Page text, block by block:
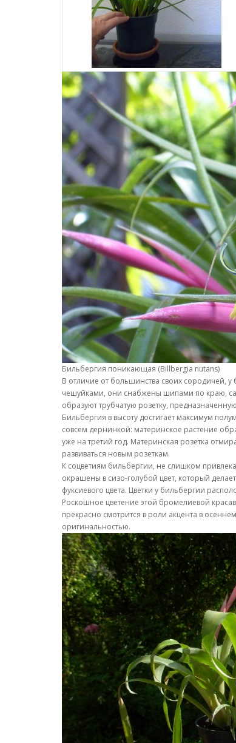
Бильбергия поникающая (Billbergia nutans)
В отличие от большинства своих сородичей,
чешуйками, они снабжены шипами по краю,
образуют трубчатую розетку,
Бильбергия в высоту достигает максимум
совсем дернинкой: материнское растение
уже на третий год. Материнская розетка
развиваться новым розеткам.
К соцветиям бильбергии, не слишком
окрашены в сизо-голубой цвет, который
фуксиевого цвета. Цветки у бильбергии
Роскошное цветение этой бромелиевой
прекрасно смотрится в роли акцента в
оригинальностью.